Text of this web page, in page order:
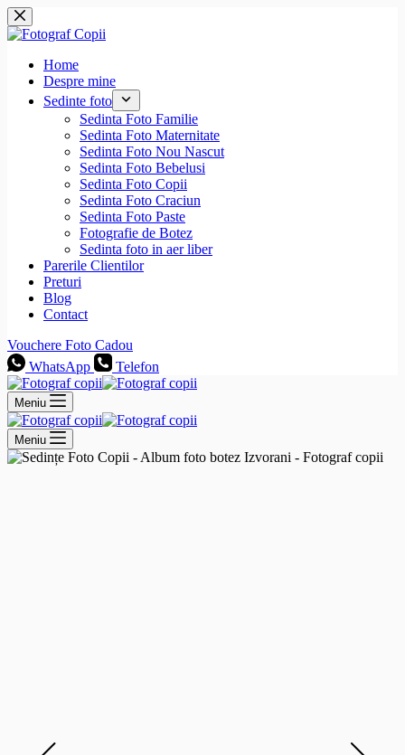
Sari
la
conținut
Home
Despre mine
Sedinte foto
Sedinta Foto Familie
Sedinta Foto Maternitate
Sedinta Foto Nou Nascut
Sedinta Foto Bebelusi
Sedinta Foto Copii
Sedinta Foto Craciun
Sedinta Foto Paste
Fotografie de Botez
Sedinta foto in aer liber
Parerile Clientilor
Preturi
Blog
Contact
Vouchere Foto Cadou
WhatsApp
Telefon
Meniu
Meniu